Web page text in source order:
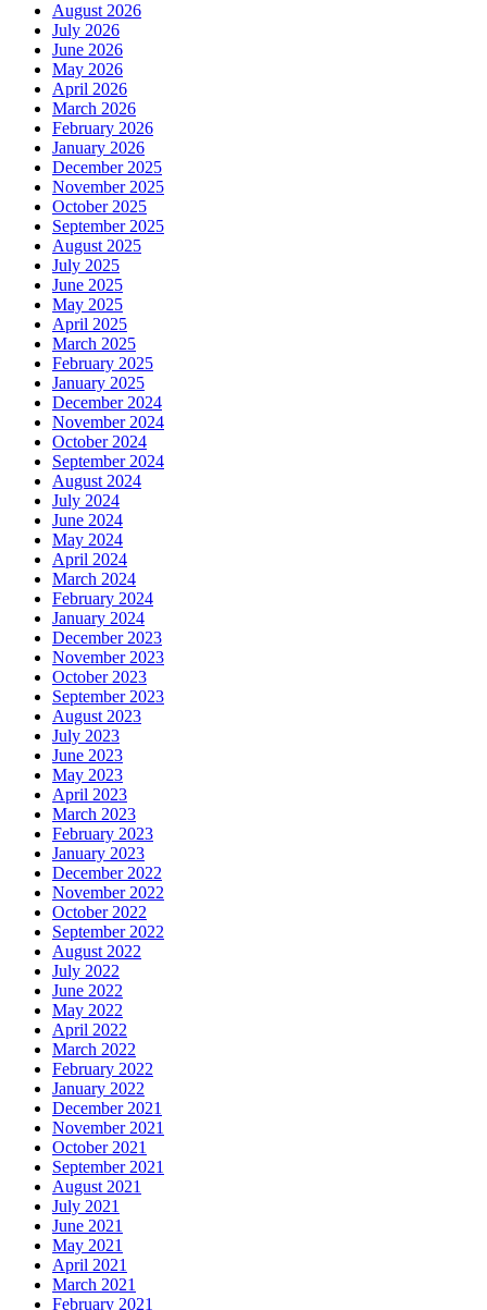
August 2026
July 2026
June 2026
May 2026
April 2026
March 2026
February 2026
January 2026
December 2025
November 2025
October 2025
September 2025
August 2025
July 2025
June 2025
May 2025
April 2025
March 2025
February 2025
January 2025
December 2024
November 2024
October 2024
September 2024
August 2024
July 2024
June 2024
May 2024
April 2024
March 2024
February 2024
January 2024
December 2023
November 2023
October 2023
September 2023
August 2023
July 2023
June 2023
May 2023
April 2023
March 2023
February 2023
January 2023
December 2022
November 2022
October 2022
September 2022
August 2022
July 2022
June 2022
May 2022
April 2022
March 2022
February 2022
January 2022
December 2021
November 2021
October 2021
September 2021
August 2021
July 2021
June 2021
May 2021
April 2021
March 2021
February 2021